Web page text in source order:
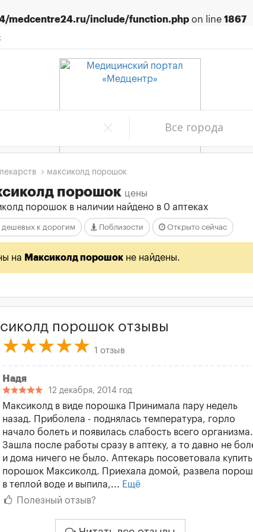
medcentre24.ru/include/function.php on line 1867
Все города
максиколд порошок
порошок цены
порошок в наличии найдено в 0 аптеках
дешевых к дорогим Поблизости Открыто сейчас
на Максиколд порошок не найдены.
порошок отзывы
1 отзыв
Надя
12 декабря, 2014 год
Максиколд в виде порошка Принимала пару недель
назад. Приболела - поднялась температура, горло
начало болеть и появилась слабость всего организма.
Зашла после работы сразу в аптеку, а то давно не
и дома ничего не было. Аптекарь посоветовала купить
порошок Максиколд. Приехала домой, развела
в теплой воде и выпила,... Ещё
Полезный отзыв?